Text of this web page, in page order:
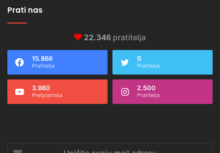
Prati nas
22.346 pratitelja
15.866
Pratitelja
0
Pratitelja
3.980
Pretplatnika
2.500
Pratitelja